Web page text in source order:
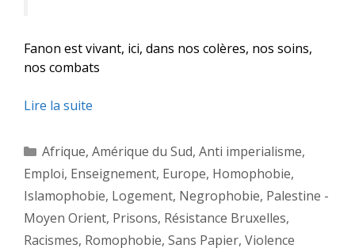
Fanon est vivant, ici, dans nos colères, nos soins,
nos combats
Lire la suite
Catégories
Afrique, Amérique du Sud, Anti imperialisme,
Emploi, Enseignement, Europe, Homophobie,
Islamophobie, Logement, Negrophobie, Palestine -
Moyen Orient, Prisons, Résistance Bruxelles,
Racismes, Romophobie, Sans Papier, Violence